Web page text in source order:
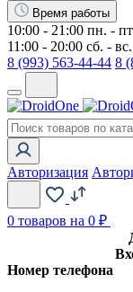
Время работы
10:00 - 21:00 пн. -
11:00 - 20:00 сб. - вс.
8 (993) 563-44-44 8
Авторизация
0 товаров на 0 ₽
Номер телефона